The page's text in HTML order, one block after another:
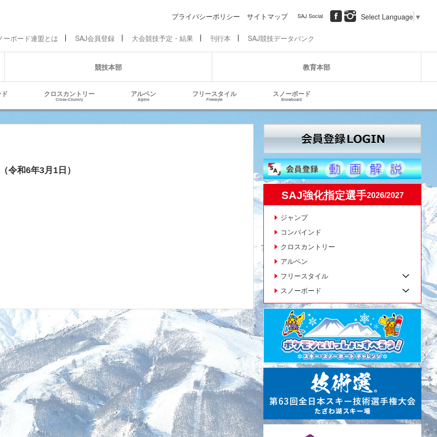
プライバシーポリシー サイトマップ SAJ Social Select Language ▼
ーボード連盟とは SAJ会員登録 大会競技予定・結果 刊行本 SAJ競技データバンク
競技本部 教育本部
クロスカントリー
Cross-Country
アルペン
Alpine
フリースタイル
Freestyle
スノーボード
Snowboard
令和6年3月1日）
SAJ強化指定選手2026/2027
ジャンプ
コンバインド
クロスカントリー
アルペン
フリースタイル
スノーボード